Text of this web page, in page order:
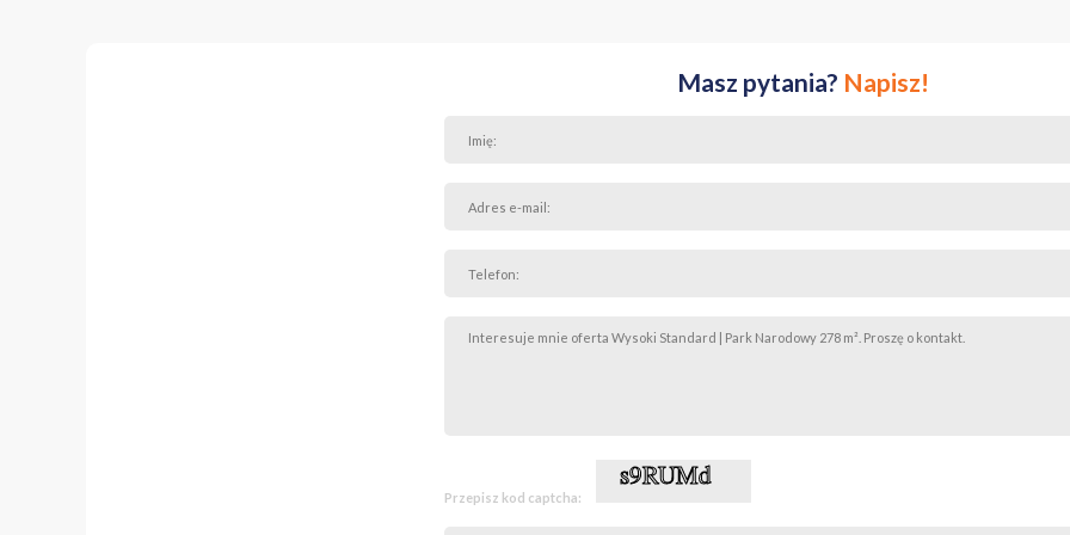
* podziemny system odzysku deszczówki do nawadniania
* garaż na dwa samochody
LOKALIZACJA:
Dom położony jest na kameralnym, zamkniętym osiedlu w otoczeniu zieleni, na samej granicy
Zapraszamy do kontaktu!
Masz pytania? Napisz!
Przepisz kod captcha: